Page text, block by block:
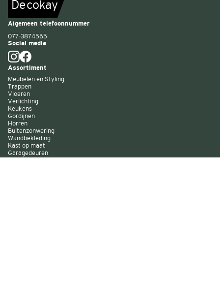
Decokay
Algemeen telefoonnummer
077-3874565
Social media
Assortiment
Meubelen en Styling
Trappen
Vloeren
Verlichting
Keukens
Gordijnen
Horren
Buitenzonwering
Wandbekleding
Kast op maat
Garagedeuren
Binnenverf